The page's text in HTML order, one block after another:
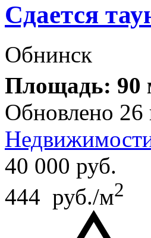
Сдается
Обнинск
Площадь: 90
Обновлено
40 000 руб.
444 руб./м2